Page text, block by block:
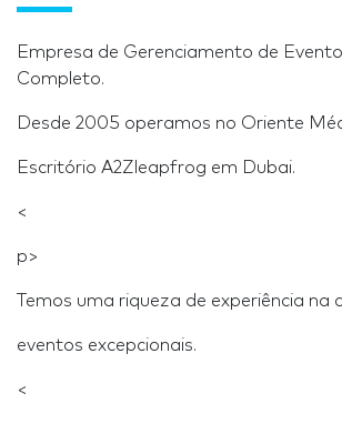
Empresa de Gerenciamento de
Completo.
Desde 2005 operamos no Oriente
Escritório A2Zleapfrog em Dubai.
<
p>
Temos uma riqueza de experiência na
eventos excepcionais.
<